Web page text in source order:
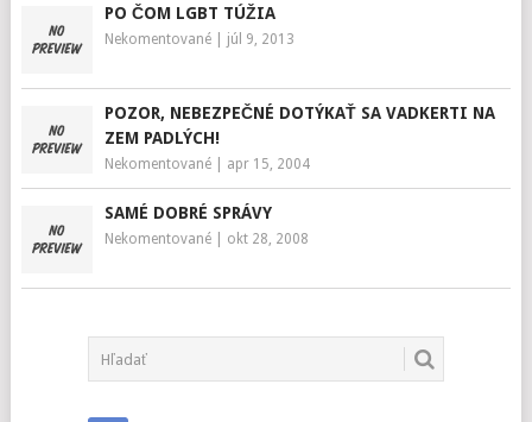
PO ČOM LGBT TÚŽIA
Nekomentované| júl 9, 2013
POZOR, NEBEZPEČNÉ DOTÝKAŤ SA VADKERTI NA
ZEM PADLÝCH!
Nekomentované| apr 15, 2004
SAMÉ DOBRÉ SPRÁVY
Nekomentované| okt 28, 2008